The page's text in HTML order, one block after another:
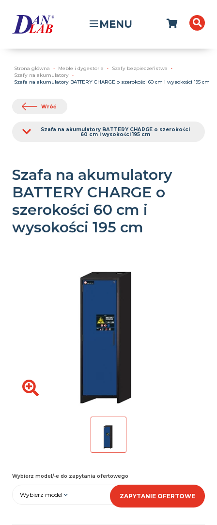
MENU
Strona główna Meble i dygestoria
Szafy bezpieczeństwa
Szafy na akumulatory
Szafa na akumulatory BATTERY CHARGE o szerokości 60 cm i wysokości 195 cm
Wróć
Szafa na akumulatory BATTERY CHARGE o szerokości
60 cm i wysokości 195 cm
Szafa na akumulatory
BATTERY CHARGE o
szerokości 60 cm i
wysokości 195 cm
Wybierz model/-e do zapytania ofertowego
Wybierz model ZAPYTANIE OFERTOWE